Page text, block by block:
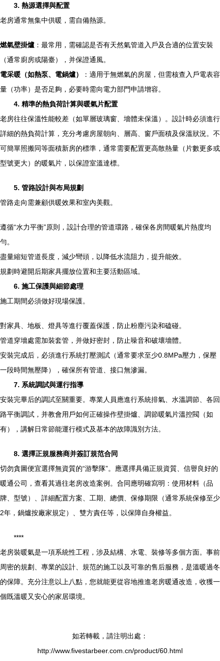
3. 熱源選擇與配置
老房通常無集中供暖，需自備熱源。
燃氣壁掛爐 ：最常用，需確認是否有天然氣管道入戶及合適的位置安裝
（通常廚房或陽臺），并保證通風。
電采暖（如熱泵、電鍋爐）
：適用于無燃氣的房屋，但需核查入戶電表容
量（功率）是否足夠，必要時需向電力部門申請增容。
4. 精準的熱負荷計算與暖氣片配置
老房往往保溫性能較差（如單層玻璃窗、墻體未保溫）。設計時必須進行
詳細的熱負荷計算，充分考慮房屋朝向、層高、窗戶面積及保溫狀況。不
可簡單照搬同等面積新房的標準，通常需要配置更高散熱量（片數更多或
型號更大）的暖氣片，以保證室溫達標。
5. 管路設計與布局規劃
管路走向需兼顧供暖效果和室內美觀。
遵循“水力平衡”原則，設計合理的管道環路，確保各房間暖氣片熱度均
勻。
盡量縮短管道長度，減少彎頭，以降低水流阻力，提升能效。
規劃時避開后期家具擺放位置和主要活動區域。
6. 施工保護與細節處理
施工期間必須做好現場保護。
對家具、地板、燈具等進行覆蓋保護，防止粉塵污染和磕碰。
管道穿墻處需加裝套管，并做好密封，防止噪音和破壞墻體。
安裝完成后，必須進行系統打壓測試（通常要求至少0.8MPa壓力，保壓
一段時間無壓降），確保所有管道、接口無滲漏。
7. 系統調試與運行指導
安裝完畢后的調試至關重要。專業人員應進行系統排氣、水溫調節、各回
路平衡調試，并教會用戶如何正確操作壁掛爐、調節暖氣片溫控閥（如
有），講解日常節能運行模式及基本的故障識別方法。
8. 選擇正規服務商并簽訂規范合同
切勿貪圖便宜選擇無資質的“游擊隊”。應選擇具備正規資質、信譽良好的
暖通公司，查看其過往老房改造案例。合同應明確寫明：使用材料（品
牌、型號）、詳細配置方案、工期、總價、保修期限（通常系統保修至少
2年，鍋爐按廠家規定）、雙方責任等，以保障自身權益。
****
老房裝暖氣是一項系統性工程，涉及結構、水電、裝修等多個方面。事前
周密的規劃、專業的設計、規范的施工以及可靠的售后服務，是溫暖過冬
的保障。充分注意以上八點，您就能更從容地推進老房暖通改造，收獲一
個既溫暖又安心的家居環境。
如若轉載，請注明出處：
http://www.fivestarbeer.com.cn/product/60.html